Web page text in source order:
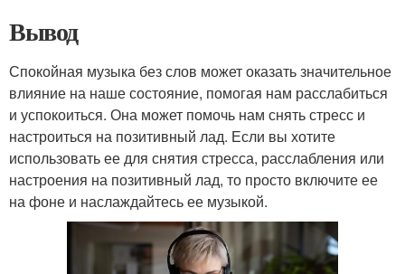
Вывод
Спокойная музыка без слов может оказать значительное
влияние на наше состояние, помогая нам расслабиться
и успокоиться. Она может помочь нам снять стресс и
настроиться на позитивный лад. Если вы хотите
использовать ее для снятия стресса, расслабления или
настроения на позитивный лад, то просто включите ее
на фоне и наслаждайтесь ее музыкой.